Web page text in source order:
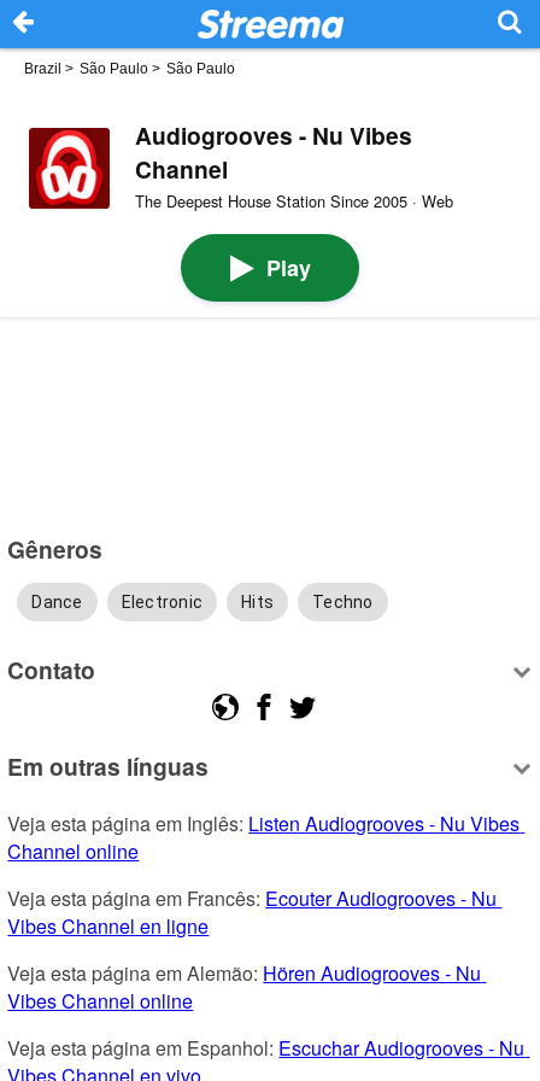
Brazil > São Paulo > São Paulo
Audiogrooves - Nu Vibes
Channel
The Deepest House Station Since 2005 · Web
Play
Gêneros
Dance Electronic Hits Techno
Contato
Em outras línguas
Veja esta página em Inglês: Listen Audiogrooves - Nu Vibes
Channel online
Veja esta página em Francês: Ecouter Audiogrooves - Nu
Vibes Channel en ligne
Veja esta página em Alemão: Hören Audiogrooves - Nu
Vibes Channel online
Veja esta página em Espanhol: Escuchar Audiogrooves - Nu
Vibes Channel en vivo